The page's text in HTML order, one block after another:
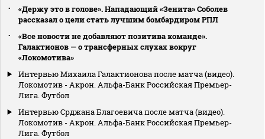
«Держу это в голове». Нападающий «Зенита» Соболев
рассказал о цели стать лучшим бомбардиром РПЛ
«Все новости не добавляют позитива команде».
Галактионов — о трансферных слухах вокруг
«Локомотива»
Интервью Михаила Галактионова после матча (видео).
Локомотив - Акрон. Альфа-Банк Российская Премьер-
Лига. Футбол
Интервью Срджана Благоевича после матча (видео).
Локомотив - Акрон. Альфа-Банк Российская Премьер-
Лига. Футбол